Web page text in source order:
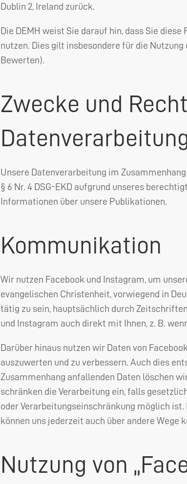
Dublin 2, Ireland zurück.
Die DEMH weist Sie darauf hin, dass Sie
nutzen. Dies gilt insbesondere für die
Bewerten).
Zwecke und
Unsere Datenverarbeitung im
§ 6 Nr. 4 DSG- EKD aufgrund unseres
Informationen über unsere Publikationen.
Kommunikation
Wir nutzen Facebook und Instagram, um
evangelischen Christenheit, vorwiegend in
tätig zu sein, hauptsächlich durch
und Instagram auch direkt mit Ihnen, z. B.
Darüber hinaus nutzen wir Daten von
auszuwerten und zu verbessern. Auch dies
Zusammenhang anfallenden Daten löschen
schränken die Verarbeitung ein, falls
oder Verarbeitungseinschränkung möglich
können uns jederzeit auch über andere Wege
Nutzung von